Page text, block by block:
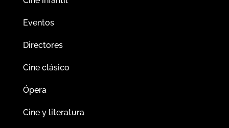
Eventos
Directores
Cine clásico
Ópera
Cine y literatura